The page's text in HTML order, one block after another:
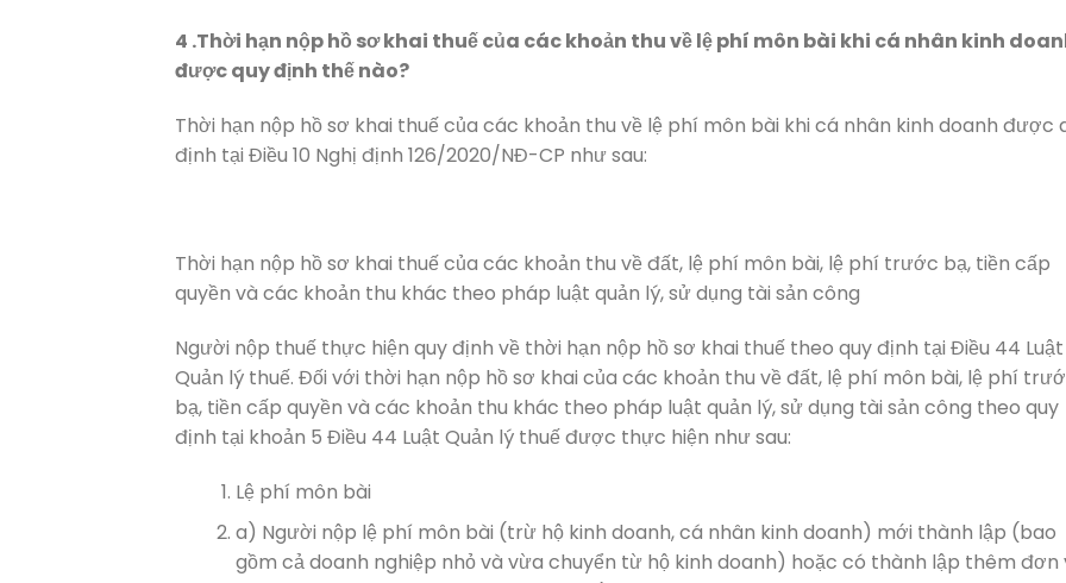
4 .Thời hạn nộp hồ sơ khai thuế của các khoản thu về lệ phí môn bài khi cá nhân kinh
được quy định thế nào?
Thời hạn nộp hồ sơ khai thuế của các khoản thu về lệ phí môn bài khi cá nhân kinh doanh được
định tại Điều 10 Nghị định 126/2020/NĐ-CP như sau:
Thời hạn nộp hồ sơ khai thuế của các khoản thu về đất, lệ phí môn bài, lệ phí trước bạ, tiền cấp
quyền và các khoản thu khác theo pháp luật quản lý, sử dụng tài sản công
Người nộp thuế thực hiện quy định về thời hạn nộp hồ sơ khai thuế theo quy định tại Điều 44 Luật
Quản lý thuế. Đối với thời hạn nộp hồ sơ khai của các khoản thu về đất, lệ phí môn bài, lệ phí
bạ, tiền cấp quyền và các khoản thu khác theo pháp luật quản lý, sử dụng tài sản công theo quy
định tại khoản 5 Điều 44 Luật Quản lý thuế được thực hiện như sau:
Lệ phí môn bài
a) Người nộp lệ phí môn bài (trừ hộ kinh doanh, cá nhân kinh doanh) mới thành lập (bao
gồm cả doanh nghiệp nhỏ và vừa chuyển từ hộ kinh doanh) hoặc có thành lập thêm đơn